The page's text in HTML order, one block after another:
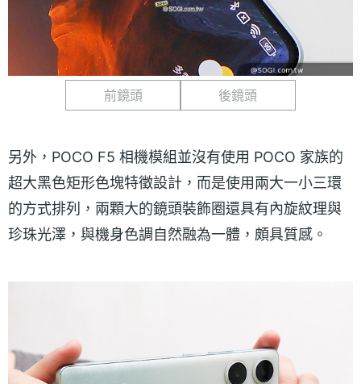
前鏡頭 後鏡頭
另外，POCO F5 相機模組並沒有使用 POCO 家族的
超大黑色矩形色塊特徵設計，而是使用兩大一小三環
的方式排列，兩顆大的鏡頭裝飾圈還具有內旋紋理與
珍珠光澤，與機身色調自然融為一體，頗具質感。